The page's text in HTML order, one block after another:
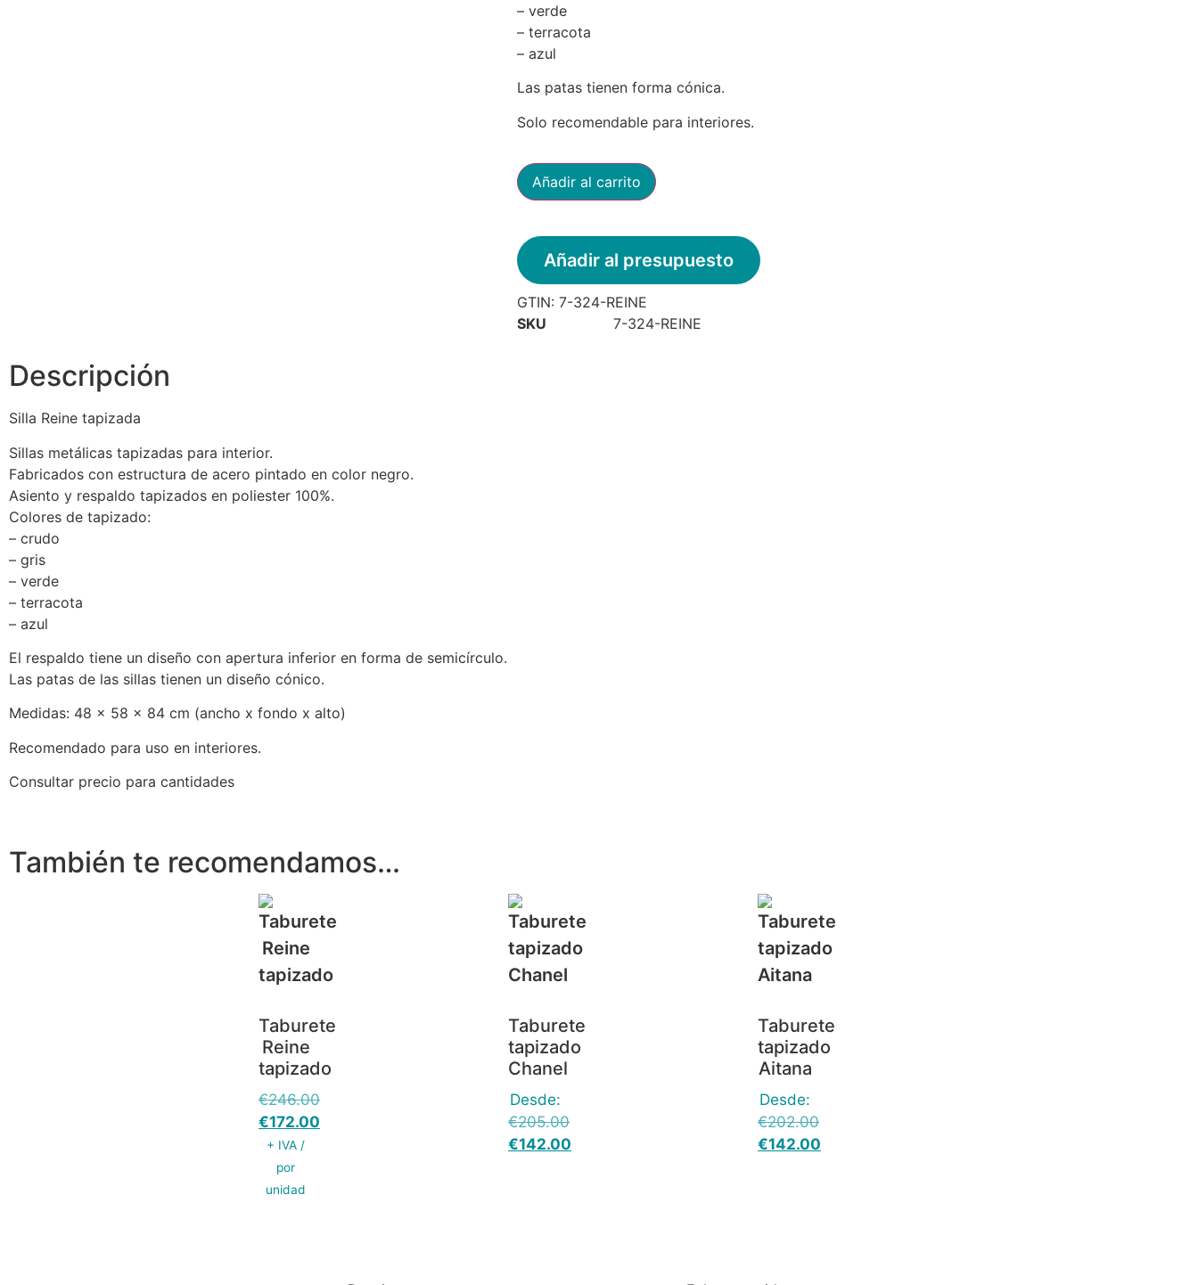
– verde
– terracota
– azul
Las patas tienen forma cónica.
Solo recomendable para interiores.
Añadir al carrito
Añadir al presupuesto
GTIN: 7-324-REINE
SKU
7-324-REINE
Descripción
Silla Reine tapizada
Sillas metálicas tapizadas para interior.
Fabricados con estructura de acero pintado en color negro.
Asiento y respaldo tapizados en poliester 100%.
Colores de tapizado:
– crudo
– gris
– verde
– terracota
– azul
El respaldo tiene un diseño con apertura inferior en forma de semicírculo.
Las patas de las sillas tienen un diseño cónico.
Medidas: 48 x 58 x 84 cm (ancho x fondo x alto)
Recomendado para uso en interiores.
Consultar precio para cantidades
También te recomendamos…
Taburete
Reine
tapizado
€246.00
€172.00
+ IVA /
por
unidad
Taburete
tapizado
Chanel
Desde:
€205.00
€142.00
Taburete
tapizado
Aitana
Desde:
€202.00
€142.00